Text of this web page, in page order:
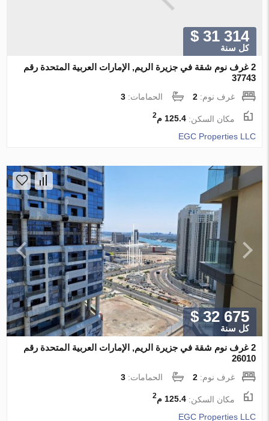
$ 31 314
كل سنة
2 غرف نوم شقة في جزيرة الريم, الإمارات العربية المتحدة رقم
37743
غرف نوم:2 الحمامات:3
مكان السكن:125.4 م 2
EGC Properties LLC
$ 32 675
كل سنة
2 غرف نوم شقة في جزيرة الريم, الإمارات العربية المتحدة رقم
26010
غرف نوم:2 الحمامات:3
مكان السكن:125.4 م 2
EGC Properties LLC